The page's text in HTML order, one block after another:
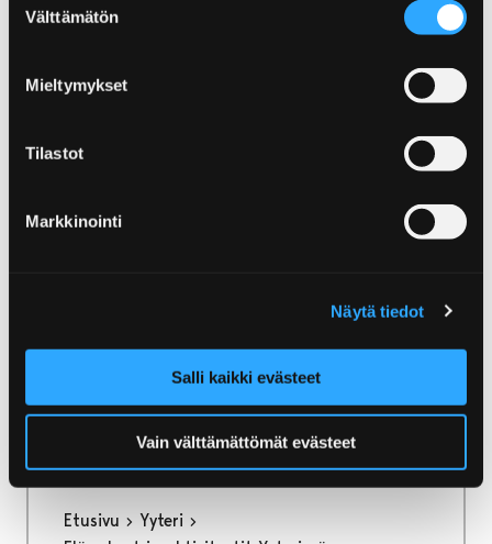
valinta
Välttämätön
Mieltymykset
Tilastot
Markkinointi
Näytä tiedot
Salli kaikki evästeet
Vain välttämättömät evästeet
Kustavista Merikarvialle ulottuva Selkämeren
laineillaan ja rannoillaan.
Liikennepuisto Vinkkari
Etusivu
Yyteri